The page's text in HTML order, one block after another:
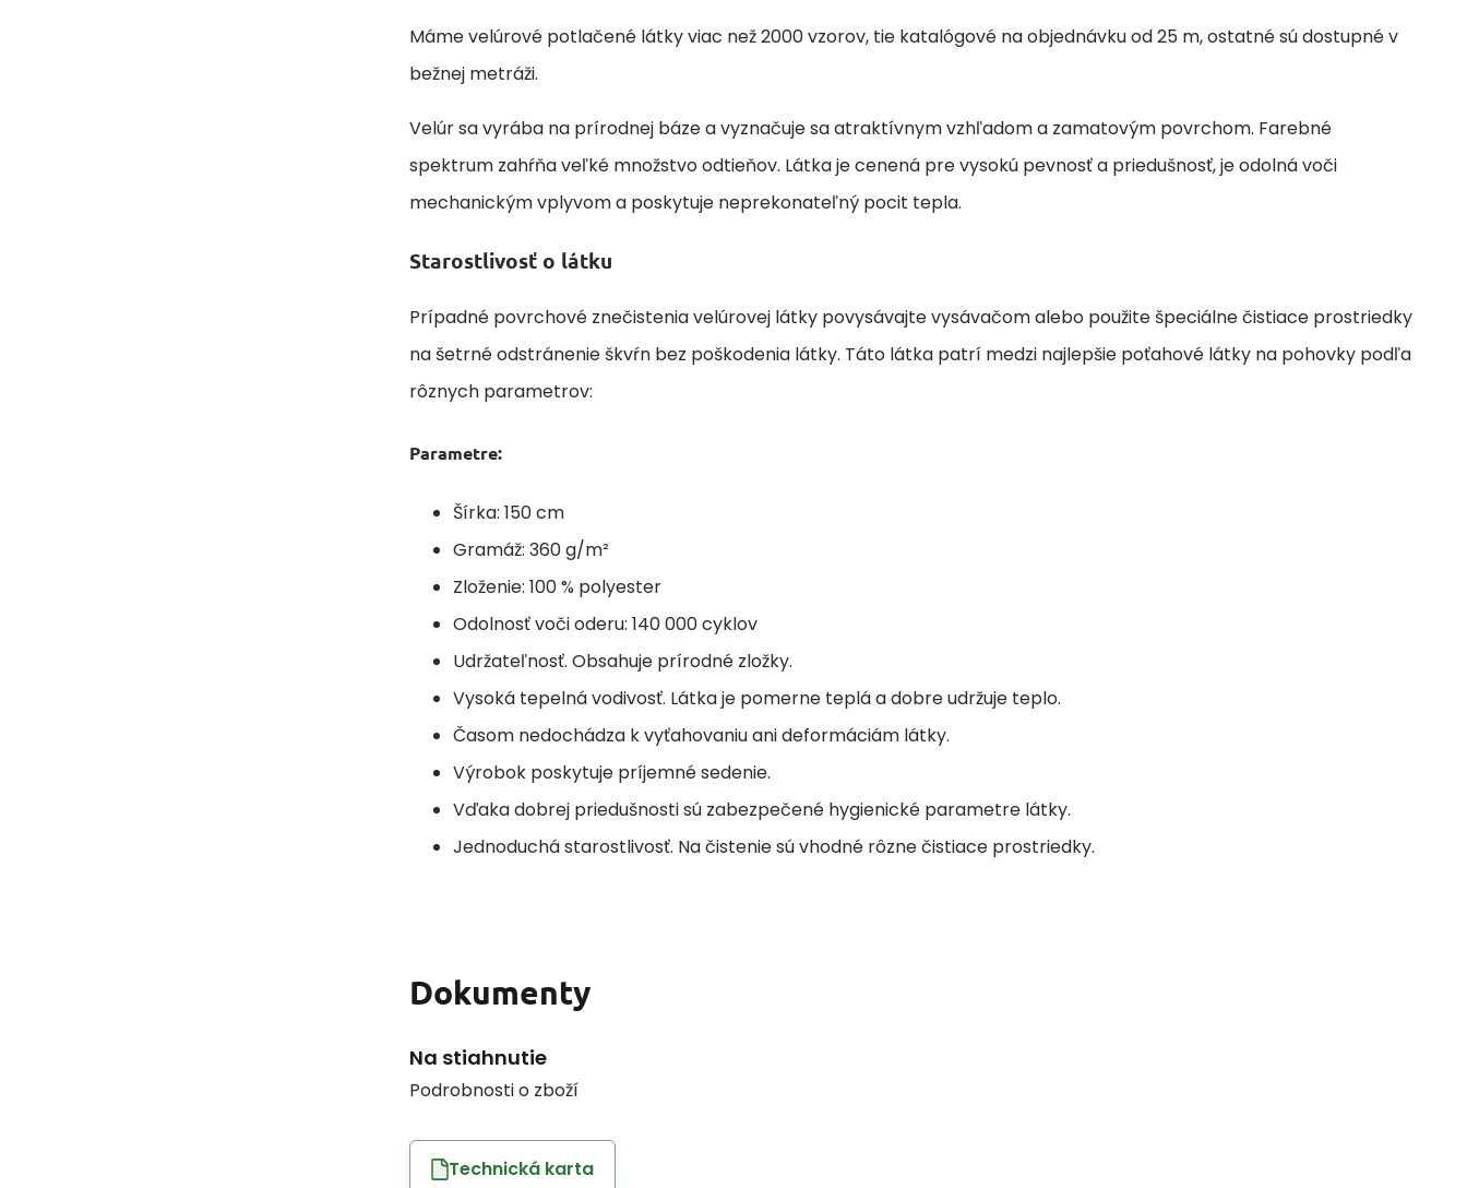
Máme velúrové potlačené látky viac než 2000 vzorov, tie katalógové na objednávku od 25 m, ostatné sú dostupné v
bežnej metráži.
Velúr sa vyrába na prírodnej báze a vyznačuje sa atraktívnym vzhľadom a zamatovým povrchom. Farebné
spektrum zahŕňa veľké množstvo odtieňov. Látka je cenená pre vysokú pevnosť a priedušnosť, je odolná voči
mechanickým vplyvom a poskytuje neprekonateľný pocit tepla.
Starostlivosť o látku
Prípadné povrchové znečistenia velúrovej látky povysávajte vysávačom alebo použite špeciálne čistiace prostriedky
na šetrné odstránenie škvŕn bez poškodenia látky. Táto látka patrí medzi najlepšie poťahové látky na pohovky podľa
rôznych parametrov:
Parametre:
Šírka: 150 cm
Gramáž: 360 g/m²
Zloženie: 100 % polyester
Odolnosť voči oderu: 140 000 cyklov
Udržateľnosť. Obsahuje prírodné zložky.
Vysoká tepelná vodivosť. Látka je pomerne teplá a dobre udržuje teplo.
Časom nedochádza k vyťahovaniu ani deformáciám látky.
Výrobok poskytuje príjemné sedenie.
Vďaka dobrej priedušnosti sú zabezpečené hygienické parametre látky.
Jednoduchá starostlivosť. Na čistenie sú vhodné rôzne čistiace prostriedky.
Dokumenty
Na stiahnutie
Podrobnosti o zboží
Technická karta